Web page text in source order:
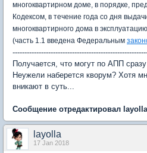
многоквартирном доме, в порядке,
Кодексом, в течение года со дня
многоквартирного дома в
(часть 1.1 введена Федеральным
Получается, что могут по АПП сразу
Неужели наберется кворум? Хотя
вникают в суть...
Сообщение отредактировал
layolla
17 Jan 2018